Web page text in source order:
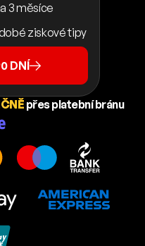
3 měsíce
ziskové tipy
DNÍ
přes platební bránu